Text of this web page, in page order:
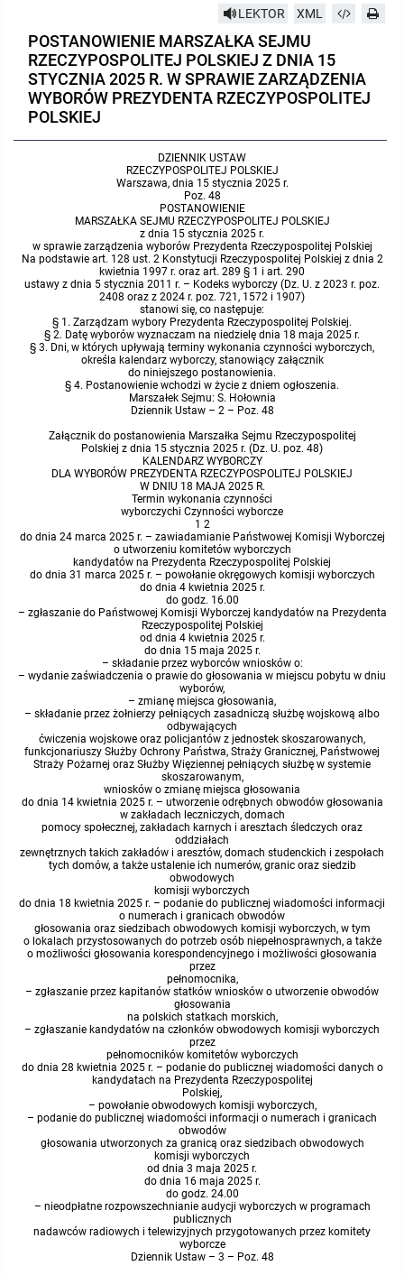
Protokoły z posiedzeń sesji 2022
Protokoły z posiedzeń sesji 2021
Protokoły z posiedzeń sesji 2020
Protokoły z posiedzeń sesji 2019
Protokoły z posiedzeń sesji 2018
Protokoły z posiedzeń sesji 2017
Protokoły z posiedzeń sesji 2017
Protokoły z posiedzeń sesji 2016
Protokoły z posiedzeń sesji 2015
Protokoły z posiedzeń sesji 2014
Protokoły z posiedzeń sesji 2012
Protokoły z posiedzeń sesji 2011
Protokoły z posiedzeń sesji 2010
Dyżury Przewodniczącego Rady Gminy
Doraźna komisji ds. wyboru ławników
Uchwały Rady Gminy do 2007
Opinie Regionalnej Izby Obrachunkowej
Regulamin organizacyjny
Gospodarka przestrzenna
Co powinien zawierać BIP?
Podstawy prawne
Formularz oświadczenia BIP
Instytucje Gminne
JEDNOSTKI ORGANIZACYJNE
Ośrodek Pomocy Społecznej
Zespół Szkolno-Przedszkolny w Chocianowicach
Zespół Szkolno-Przedszkolny w Lasowicach Wielkich
Biblioteka Publiczna
Zarządzenia Wójta
Zarządzenia Wójta 2024-2029
Zarządzenia Wójta 2018-2023
Zarządzenia Wójta Gminy w 2010 roku
Zarządzenia Wójta Gminy w 2011 r.
Zarządzenia Wójta do 2007
Zarządzenia w 2008 roku
Zarządzenia w 2009
Formularze na podatki lokalne obowiązujące od 1 lipca 2019 r.
Umorzenia
Podatki i opłaty lokalne
Oświadczenia majątkowe radnych i pracowników
Obwieszczenia i ogłoszenia
Informacje publiczne archiwalne
Informacje o środowisku
Praca w Urzędzie
Ogłoszenia o naborze
Oświadczenia kandydata
Informacja o wynikach naboru
Ochrona Środowiska
Publicznie dostępny wykaz danych o środowisku
Rejestr działalności regulowanej
Roczne sprawozdania z gospodarki odpadami
Analiza stanu gospodarki odpadami
Okresowa ocena jakości wody
Sprawozdanie okresowe z realizacji programu ochrony powietrza
Kontrole
Przetargi
Ogłoszenia dodatkowe
Odpowiedzi na zapytania
Informacja z otwarcia ofert
Plan Postępowań
Informacje o wyborze ofert
Gminna Ewidencja Zabytków Gminy Lasowice Wielkie
Planowanie i zagospodarowanie przestrzenne
Studium uwarunkowań i kierunków zagospodarowania przestrzennego
W trakcie opracowania
Miejscowe plany zagospodarowania przestrzennego
Obowiązujące
W trakcie opracowania
Plan ogólny gminy
Obowiązujący
W trakcie opracowania
Formularze dotyczące aktów planowania przestrzennego
Wnioski o sporządzenie lub zmianę planów ogólnych lub planów
miejscowych
Zbiory danych przestrzennych
Analizy zmian w zagospodarowaniu przestrzennym
Zaproszenia do składania ofert
OGŁOSZENIA
Taryfy dla zbiorowego zaopatrzenia w wodę i zbiorowego odprowadzania
ścieków dla Gminy Lasowice Wielkie
Ochrona danych osobowych
Raport o stanie gminy
Punkty nieodpłatnej pomocy prawnej
INNE
Gminna Komisja Rozwiązywania Problemów Alkoholowych
Skargi, wnioski i petycje
Wybory Ławników 2024r.
LEKTOR XML
POSTANOWIENIE MARSZAŁKA SEJMU
RZECZYPOSPOLITEJ POLSKIEJ Z DNIA 15
STYCZNIA 2025 R. W SPRAWIE ZARZĄDZENIA
WYBORÓW PREZYDENTA RZECZYPOSPOLITEJ
POLSKIEJ
DZIENNIK USTAW
RZECZYPOSPOLITEJ POLSKIEJ
Warszawa, dnia 15 stycznia 2025 r.
Poz. 48
POSTANOWIENIE
MARSZAŁKA SEJMU RZECZYPOSPOLITEJ POLSKIEJ
z dnia 15 stycznia 2025 r.
w sprawie zarządzenia wyborów Prezydenta Rzeczypospolitej Polskiej
Na podstawie art. 128 ust. 2 Konstytucji Rzeczypospolitej Polskiej z dnia 2
kwietnia 1997 r. oraz art. 289 § 1 i art. 290
ustawy z dnia 5 stycznia 2011 r. – Kodeks wyborczy (Dz. U. z 2023 r. poz.
2408 oraz z 2024 r. poz. 721, 1572 i 1907)
stanowi się, co następuje:
§ 1. Zarządzam wybory Prezydenta Rzeczypospolitej Polskiej.
§ 2. Datę wyborów wyznaczam na niedzielę dnia 18 maja 2025 r.
§ 3. Dni, w których upływają terminy wykonania czynności wyborczych,
określa kalendarz wyborczy, stanowiący załącznik
do niniejszego postanowienia.
§ 4. Postanowienie wchodzi w życie z dniem ogłoszenia.
Marszałek Sejmu: S. Hołownia
Dziennik Ustaw – 2 – Poz. 48
Załącznik do postanowienia Marszałka Sejmu Rzeczypospolitej
Polskiej z dnia 15 stycznia 2025 r. (Dz. U. poz. 48)
KALENDARZ WYBORCZY
DLA WYBORÓW PREZYDENTA RZECZYPOSPOLITEJ POLSKIEJ
W DNIU 18 MAJA 2025 R.
Termin wykonania czynności
wyborczychi Czynności wyborcze
1 2
do dnia 24 marca 2025 r. – zawiadamianie Państwowej Komisji Wyborczej
o utworzeniu komitetów wyborczych
kandydatów na Prezydenta Rzeczypospolitej Polskiej
do dnia 31 marca 2025 r. – powołanie okręgowych komisji wyborczych
do dnia 4 kwietnia 2025 r.
do godz. 16.00
– zgłaszanie do Państwowej Komisji Wyborczej kandydatów na Prezydenta
Rzeczypospolitej Polskiej
od dnia 4 kwietnia 2025 r.
do dnia 15 maja 2025 r.
– składanie przez wyborców wniosków o:
– wydanie zaświadczenia o prawie do głosowania w miejscu pobytu w dniu
wyborów,
– zmianę miejsca głosowania,
– składanie przez żołnierzy pełniących zasadniczą służbę wojskową albo
odbywających
ćwiczenia wojskowe oraz policjantów z jednostek skoszarowanych,
funkcjonariuszy Służby Ochrony Państwa, Straży Granicznej, Państwowej
Straży Pożarnej oraz Służby Więziennej pełniących służbę w systemie
skoszarowanym,
wniosków o zmianę miejsca głosowania
do dnia 14 kwietnia 2025 r. – utworzenie odrębnych obwodów głosowania
w zakładach leczniczych, domach
pomocy społecznej, zakładach karnych i aresztach śledczych oraz
oddziałach
zewnętrznych takich zakładów i aresztów, domach studenckich i zespołach
tych domów, a także ustalenie ich numerów, granic oraz siedzib
obwodowych
komisji wyborczych
do dnia 18 kwietnia 2025 r. – podanie do publicznej wiadomości informacji
o numerach i granicach obwodów
głosowania oraz siedzibach obwodowych komisji wyborczych, w tym
o lokalach przystosowanych do potrzeb osób niepełnosprawnych, a także
o możliwości głosowania korespondencyjnego i możliwości głosowania
przez
pełnomocnika,
– zgłaszanie przez kapitanów statków wniosków o utworzenie obwodów
głosowania
na polskich statkach morskich,
– zgłaszanie kandydatów na członków obwodowych komisji wyborczych
przez
pełnomocników komitetów wyborczych
do dnia 28 kwietnia 2025 r. – podanie do publicznej wiadomości danych o
kandydatach na Prezydenta Rzeczypospolitej
Polskiej,
– powołanie obwodowych komisji wyborczych,
– podanie do publicznej wiadomości informacji o numerach i granicach
obwodów
głosowania utworzonych za granicą oraz siedzibach obwodowych
komisji wyborczych
od dnia 3 maja 2025 r.
do dnia 16 maja 2025 r.
do godz. 24.00
– nieodpłatne rozpowszechnianie audycji wyborczych w programach
publicznych
nadawców radiowych i telewizyjnych przygotowanych przez komitety
wyborcze
Dziennik Ustaw – 3 – Poz. 48